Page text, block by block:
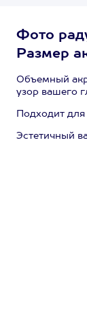
Фото
Размер
Объемный
узор вашего
Подходит для
Эстетичный